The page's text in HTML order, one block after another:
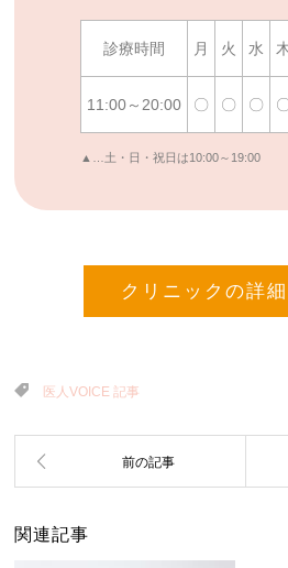
診療時間 月 火 水
11:00～20:00 〇 〇 〇
▲…土・日・祝日は10:00～19:00
クリニックの詳
医人VOICE 記事
関連記事